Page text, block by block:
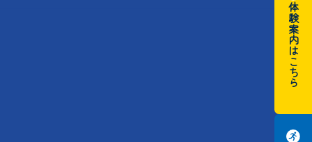
体験案内はこちら